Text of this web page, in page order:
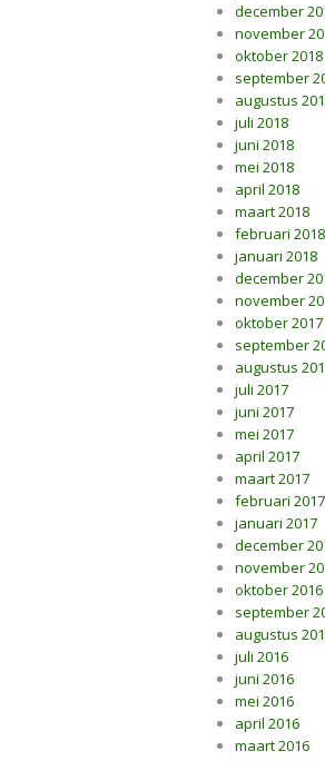
december
november
oktober 2018
september
augustus
juli 2018
juni 2018
mei 2018
april 2018
maart 2018
februari 2018
januari 2018
december
november
oktober 2017
september
augustus
juli 2017
juni 2017
mei 2017
april 2017
maart 2017
februari 2017
januari 2017
december
november
oktober 2016
september
augustus
juli 2016
juni 2016
mei 2016
april 2016
maart 2016